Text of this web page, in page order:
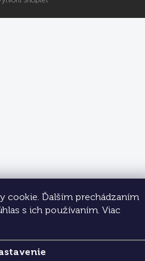
cookie. Ďalším prechádzaním
s ich používaním. Viac